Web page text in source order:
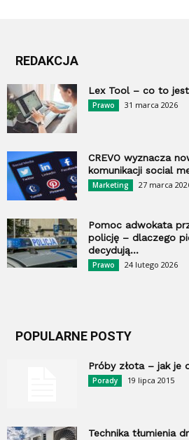
REDAKCJA
Lex Tool – co to
Prawo 31 marca 2026
CREVO wyznacza
komunikacji social
Marketing 27 marca
Pomoc adwokata
policję – dlaczego
decydują...
Prawo 24 lutego 2026
POPULARNE POSTY
Próby złota – jak je
Porady 19 lipca 2015
Technika tłumienia